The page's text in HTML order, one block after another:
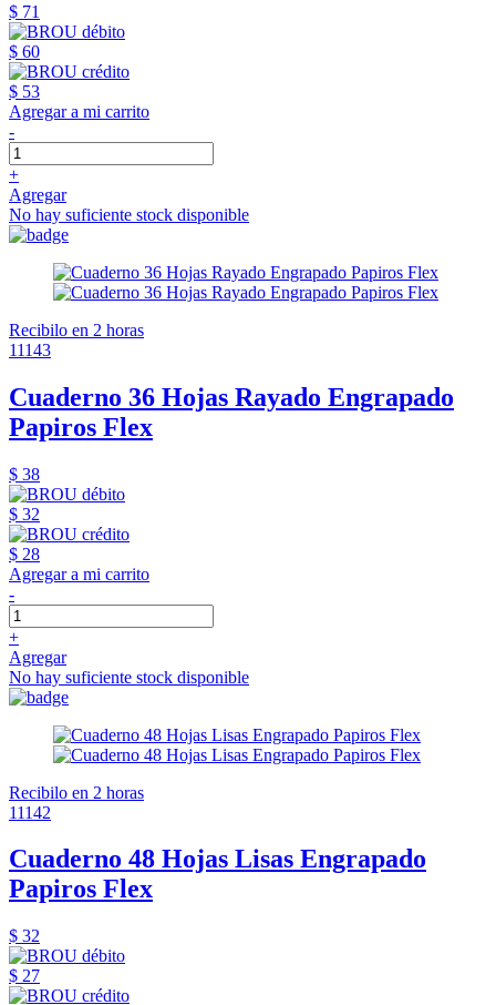
$ 71
$ 60
$ 53
Agregar a mi carrito
-
+
Agregar
No hay suficiente stock disponible
Recibilo en 2 horas
11143
Cuaderno 36 Hojas Rayado Engrapado
Papiros Flex
$ 38
$ 32
$ 28
Agregar a mi carrito
-
+
Agregar
No hay suficiente stock disponible
Recibilo en 2 horas
11142
Cuaderno 48 Hojas Lisas Engrapado
Papiros Flex
$ 32
$ 27